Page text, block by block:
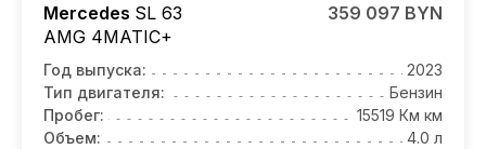
Mercedes SL 63
AMG 4MATIC+
359 097 BYN
Год выпуска:
2023
Тип двигателя:
Бензин
Пробег:
15519 Км км
Объем:
4.0 л